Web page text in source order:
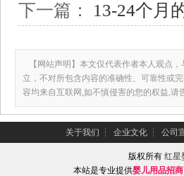
下一篇： 13-24个月
【网站声明】本文仅代表作者本人观点
立，不对所包含内容的准确性、可靠性或
容均来自互联网,如不慎侵害的您的权益,请
关于我们 ┆ 企业文化 ┆ 公司
版权所有红星
本站是专业提供婴儿用品招商